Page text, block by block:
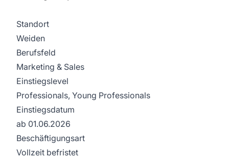
Standort
Weiden
Berufsfeld
Marketing & Sales
Einstiegslevel
Professionals, Young Professionals
Einstiegsdatum
ab 01.06.2026
Beschäftigungsart
Vollzeit befristet